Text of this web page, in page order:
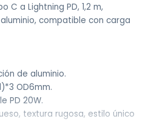
a Lightning PD, 1,2 m,
compatible con carga
de aluminio.
OD6mm.
PD 20W.
textura rugosa, estilo único